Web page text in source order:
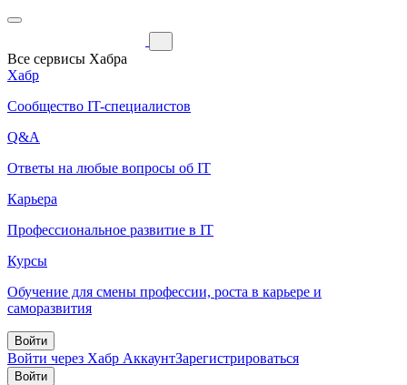
Все сервисы Хабра
Хабр
Сообщество IT-специалистов
Q&A
Ответы на любые вопросы об IT
Карьера
Профессиональное развитие в IT
Курсы
Обучение для смены профессии, роста в карьере и
саморазвития
Войти
Войти через Хабр АккаунтЗарегистрироваться
Войти